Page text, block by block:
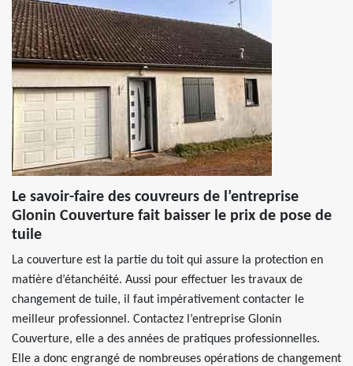
Le savoir-faire des couvreurs de l’entreprise
Glonin Couverture fait baisser le prix de pose de
tuile
La couverture est la partie du toit qui assure la protection en
matière d’étanchéité. Aussi pour effectuer les travaux de
changement de tuile, il faut impérativement contacter le
meilleur professionnel. Contactez l’entreprise Glonin
Couverture, elle a des années de pratiques professionnelles.
Elle a donc engrangé de nombreuses opérations de changement